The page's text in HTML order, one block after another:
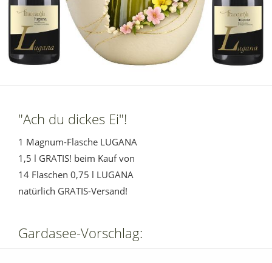
"Ach du dickes Ei"!
1 Magnum-Flasche LUGANA
1,5 l GRATIS! beim Kauf von
14 Flaschen 0,75 l LUGANA
natürlich GRATIS-Versand!
Gardasee-Vorschlag: